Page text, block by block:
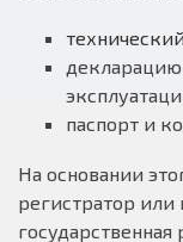
декларацию
паспорт и
На основании
регистратор или
государственная